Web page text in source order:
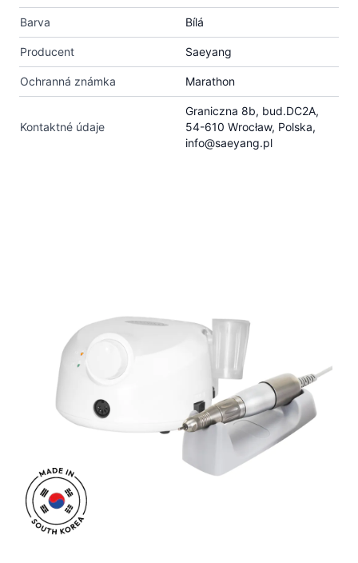
Barva Bílá
Producent Saeyang
Ochranná známka Marathon
Kontaktné údaje
Graniczna 8b, bud.DC2A,
54-610 Wrocław, Polska,
info@saeyang.pl